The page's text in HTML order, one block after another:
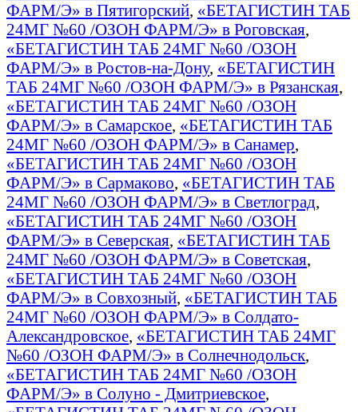
ФАРМ/Э» в Пятигорский, «БЕТАГИСТИН ТАБ
24МГ №60 /ОЗОН ФАРМ/Э» в Роговская,
«БЕТАГИСТИН ТАБ 24МГ №60 /ОЗОН
ФАРМ/Э» в Ростов-на-Дону, «БЕТАГИСТИН
ТАБ 24МГ №60 /ОЗОН ФАРМ/Э» в Рязанская,
«БЕТАГИСТИН ТАБ 24МГ №60 /ОЗОН
ФАРМ/Э» в Самарское, «БЕТАГИСТИН ТАБ
24МГ №60 /ОЗОН ФАРМ/Э» в Санамер,
«БЕТАГИСТИН ТАБ 24МГ №60 /ОЗОН
ФАРМ/Э» в Сармаково, «БЕТАГИСТИН ТАБ
24МГ №60 /ОЗОН ФАРМ/Э» в Светлоград,
«БЕТАГИСТИН ТАБ 24МГ №60 /ОЗОН
ФАРМ/Э» в Северская, «БЕТАГИСТИН ТАБ
24МГ №60 /ОЗОН ФАРМ/Э» в Советская,
«БЕТАГИСТИН ТАБ 24МГ №60 /ОЗОН
ФАРМ/Э» в Совхозный, «БЕТАГИСТИН ТАБ
24МГ №60 /ОЗОН ФАРМ/Э» в Солдато-
Александровское, «БЕТАГИСТИН ТАБ 24МГ
№60 /ОЗОН ФАРМ/Э» в Солнечнодольск,
«БЕТАГИСТИН ТАБ 24МГ №60 /ОЗОН
ФАРМ/Э» в Солуно - Дмитриевское,